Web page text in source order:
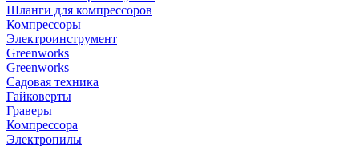
Шланги для компрессоров
Компрессоры
Электроинструмент
Greenworks
Greenworks
Садовая техника
Гайковерты
Граверы
Компрессора
Электропилы